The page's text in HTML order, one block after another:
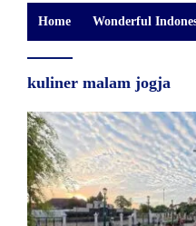
Home Wonderful
kuliner malam jogja